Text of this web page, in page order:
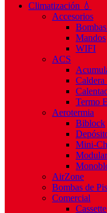
Climatización 💧
Accesorios
Mandos
WIFI
ACS
Caldera
Termo
Aerotermia
Biblock
Mini-
AirZone
Bombas de
Comercial
Cassette